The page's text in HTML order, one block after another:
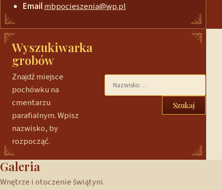
Emailmbpocieszenia@wp.pl
Wyszukiwarka
grobów
Znajdź miejsce
pochówku na
cmentarzu
parafialnym. Wpisz
nazwisko, by
rozpocząć.
Szukaj
Galeria
Wnętrze i otoczenie świątyni.